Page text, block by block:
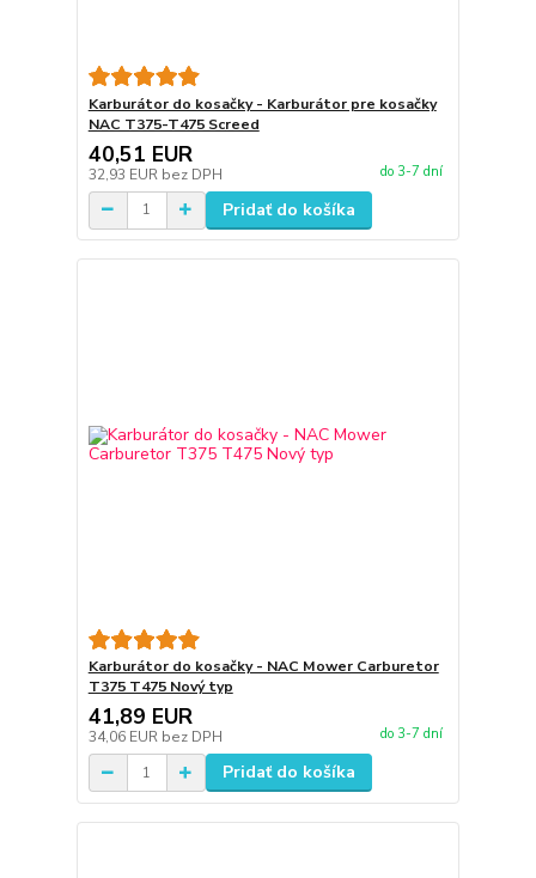
Karburátor do kosačky - Karburátor pre kosačky
NAC T375-T475 Screed
40,51 EUR
32,93 EUR bez DPH do 3-7 dní
Pridať do košíka
Karburátor do kosačky - NAC Mower Carburetor
T375 T475 Nový typ
41,89 EUR
34,06 EUR bez DPH do 3-7 dní
Pridať do košíka